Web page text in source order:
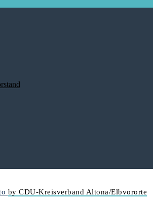
by CDU-Kreisverband Altona/Elbvororte